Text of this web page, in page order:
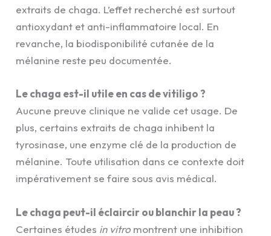
extraits de chaga. L’effet recherché est surtout
antioxydant et anti-inflammatoire local. En
revanche, la biodisponibilité cutanée de la
mélanine reste peu documentée.
Le chaga est-il utile en cas de vitiligo ?
Aucune preuve clinique ne valide cet usage. De
plus, certains extraits de chaga inhibent la
tyrosinase, une enzyme clé de la production de
mélanine. Toute utilisation dans ce contexte doit
impérativement se faire sous avis médical.
Le chaga peut-il éclaircir ou blanchir la peau ?
Certaines études in vitro montrent une inhibition